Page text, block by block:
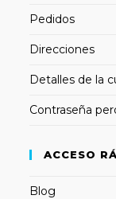
Pedidos
Direcciones
Detalles de la
Contraseña
ACCESO
Blog